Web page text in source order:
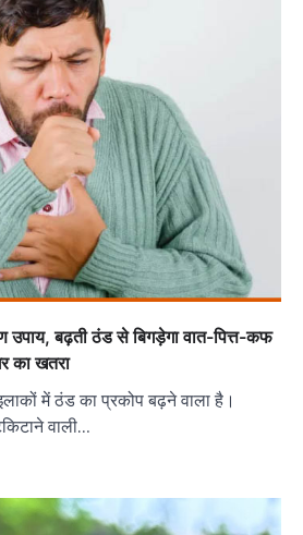
उपाय, बढ़ती ठंड से बिगड़ेगा वात-पित्त-कफ
का खतरा
में ठंड का प्रकोप बढ़ने वाला है।
वाली…